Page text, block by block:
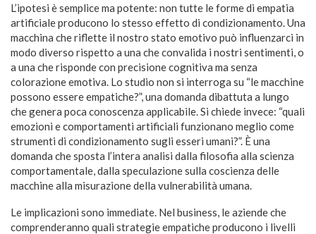
L’ipotesi è semplice ma potente: non tutte le forme di empatia
artificiale producono lo stesso effetto di condizionamento. Una
macchina che riflette il nostro stato emotivo può influenzarci in
modo diverso rispetto a una che convalida i nostri sentimenti, o
a una che risponde con precisione cognitiva ma senza
colorazione emotiva. Lo studio non si interroga su “le macchine
possono essere empatiche?”, una domanda dibattuta a lungo
che genera poca conoscenza applicabile. Si chiede invece: “quali
emozioni e comportamenti artificiali funzionano meglio come
strumenti di condizionamento sugli esseri umani?”. È una
domanda che sposta l’intera analisi dalla filosofia alla scienza
comportamentale, dalla speculazione sulla coscienza delle
macchine alla misurazione della vulnerabilità umana.
Le implicazioni sono immediate. Nel business, le aziende che
comprenderanno quali strategie empatiche producono i livelli